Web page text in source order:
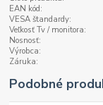
EAN kód:
VESA štandardy:
Veľkosť Tv / monitora:
Nosnosť:
Výrobca:
Záruka:
Podobné